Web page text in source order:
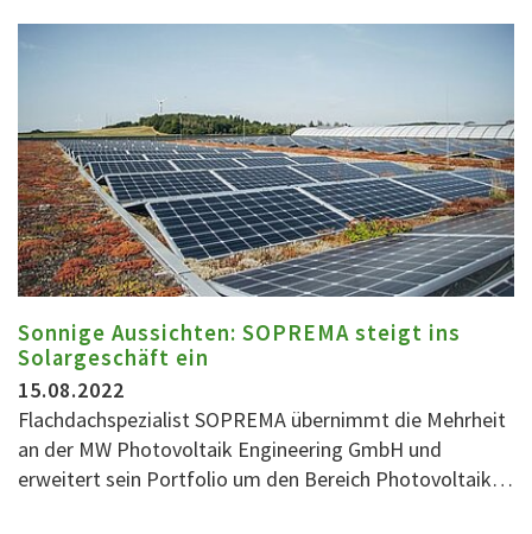
Sonnige Aussichten: SOPREMA steigt ins
Solargeschäft ein
15.08.2022
Flachdachspezialist SOPREMA übernimmt die Mehrheit
an der MW Photovoltaik Engineering GmbH und
erweitert sein Portfolio um den Bereich Photovoltaik…